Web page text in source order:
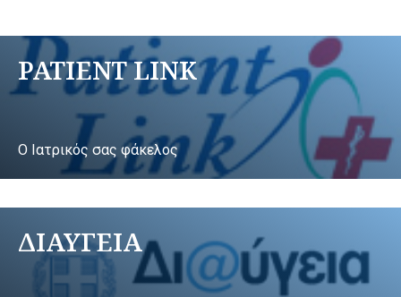
PATIENT LINK
Ο Ιατρικός σας φάκελος
ΔΙΑΥΓΕΙΑ